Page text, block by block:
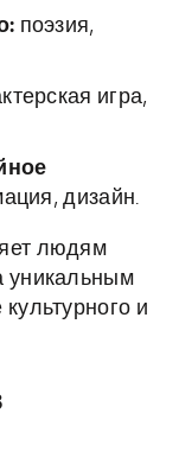
поэзия,
игра,
дизайн.
людям
уникальным
и